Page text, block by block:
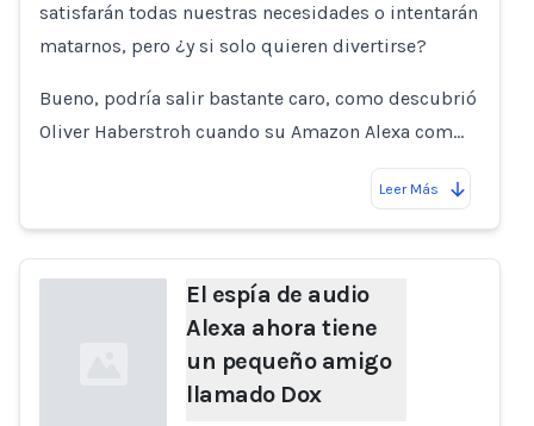
satisfarán todas nuestras necesidades o intentarán
matarnos, pero ¿y si solo quieren divertirse?
Bueno, podría salir bastante caro, como descubrió
Oliver Haberstroh cuando su Amazon Alexa com…
Leer Más
El espía de audio
Alexa ahora tiene
un pequeño amigo
llamado Dox